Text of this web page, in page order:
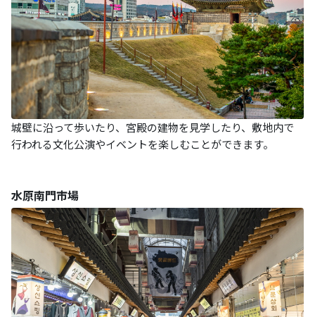
城壁に沿って歩いたり、宮殿の建物を見学したり、敷地内で
行われる文化公演やイベントを楽しむことができます。
水原南門市場